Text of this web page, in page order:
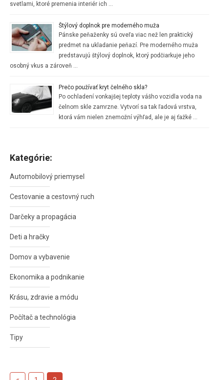
svetlami, ktoré premenia interiér ich …
Štýlový doplnok pre moderného muža
Pánske peňaženky sú oveľa viac než len praktický
predmet na ukladanie peňazí. Pre moderného muža
predstavujú štýlový doplnok, ktorý podčiarkuje jeho
osobný vkus a zároveň …
Prečo používať kryt čelného skla?
Po ochladení vonkajšej teploty vášho vozidla voda na
čelnom skle zamrzne. Vytvorí sa tak ľadová vrstva,
ktorá vám nielen znemožní výhľad, ale je aj ťažké …
Kategórie:
Automobilový priemysel
Cestovanie a cestovný ruch
Darčeky a propagácia
Deti a hračky
Domov a vybavenie
Ekonomika a podnikanie
Krásu, zdravie a módu
Počítač a technológia
Tipy